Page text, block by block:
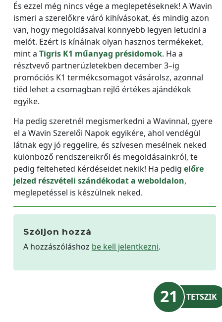
És ezzel még nincs vége a meglepetéseknek! A Wavin
ismeri a szerelőkre váró kihívásokat, és mindig azon
van, hogy megoldásaival könnyebb legyen letudni a
melót. Ezért is kínálnak olyan hasznos termékeket,
mint a Tigris K1 műanyag présidomok. Ha a
résztvevő partnerüzletekben december 3–ig
promóciós K1 termékcsomagot vásárolsz, azonnal
tiéd lehet a csomagban rejlő értékes ajándékok
egyike.
Ha pedig szeretnél megismerkedni a Wavinnal, gyere
el a Wavin Szerelői Napok egyikére, ahol vendégül
látnak egy jó reggelire, és szívesen mesélnek neked
különböző rendszereikről és megoldásainkról, te
pedig felteheted kérdéseidet nekik! Ha pedig előre
jelzed részvételi szándékodat a weboldalon,
meglepetéssel is készülnek neked.
Szóljon hozzá
A hozzászóláshoz be kell jelentkezni.
21 TETSZIK